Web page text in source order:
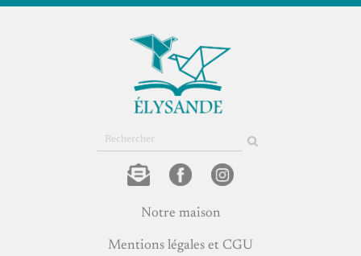
Rechercher
sur
Notre maison
Mentions légales et CGU